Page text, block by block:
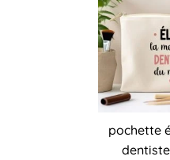
pochette